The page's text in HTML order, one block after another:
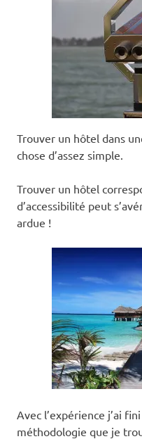
Trouver un hôtel dans
chose d’assez simple.
Trouver un hôtel
d’accessibilité peut
ardue !
Avec l’expérience j’ai
méthodologie que je